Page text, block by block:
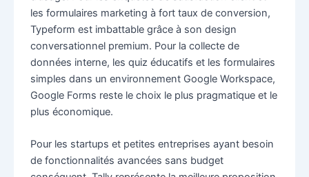
les formulaires marketing à fort taux de conversion,
Typeform est imbattable grâce à son design
conversationnel premium. Pour la collecte de
données interne, les quiz éducatifs et les formulaires
simples dans un environnement Google Workspace,
Google Forms reste le choix le plus pragmatique et le
plus économique.
Pour les startups et petites entreprises ayant besoin
de fonctionnalités avancées sans budget